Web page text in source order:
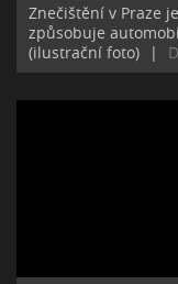
Znečištění v Praze
způsobuje
(ilustrační foto)
|